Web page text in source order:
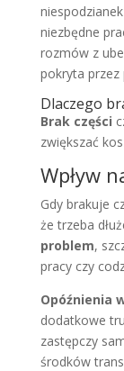
niezbędne
rozmów z
pokryta przez
Dlaczego
Brak części
zwiększać
Wpływ
Gdy brakuje
że trzeba
problem,
pracy czy
Opóźnienia
dodatkowe
zastępczy
środków